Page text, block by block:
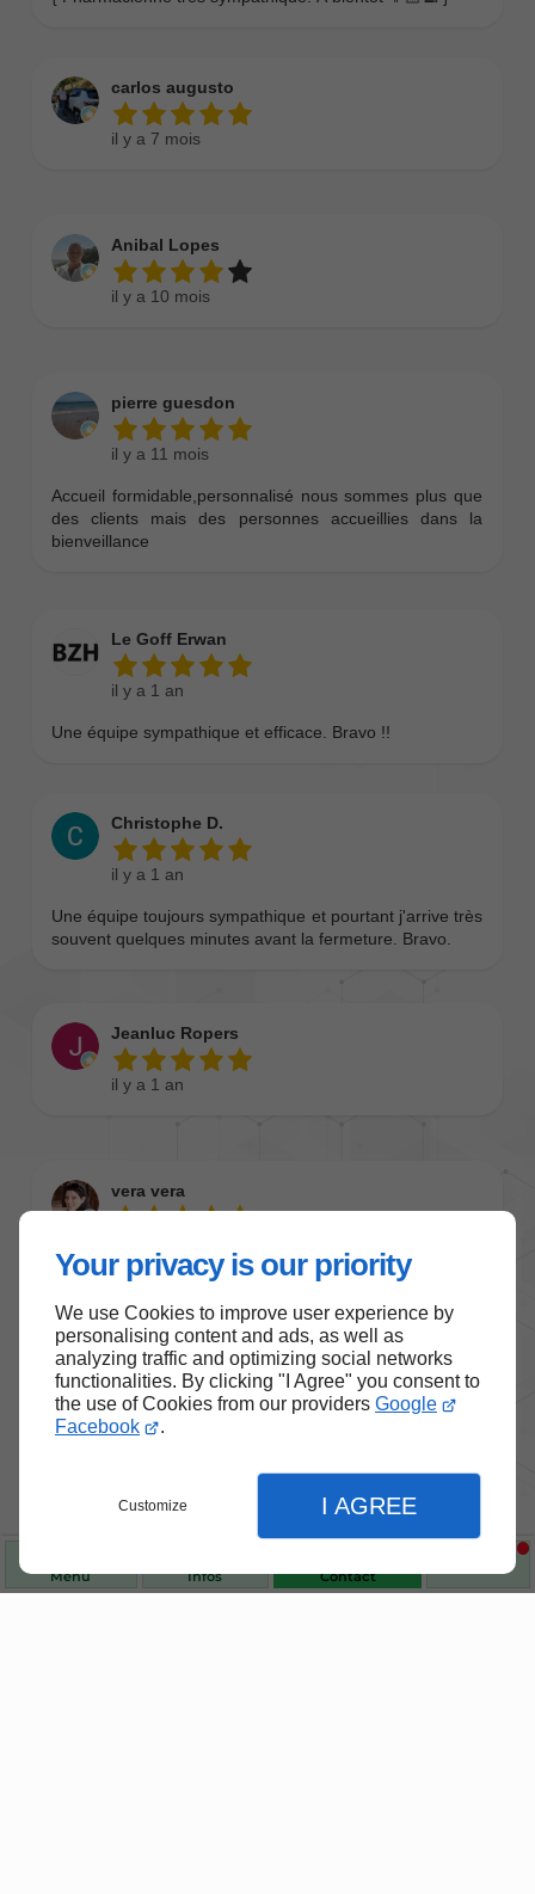
Your privacy is our priority
We use Cookies to improve user experience by
personalising content and ads, as well as
analyzing traffic and optimizing social networks
functionalities. By clicking "I Agree" you consent to
the use of Cookies from our providers Google
Facebook
.
Customize I AGREE
Menu Infos Contact
Nos produits de santé et de
bien-être